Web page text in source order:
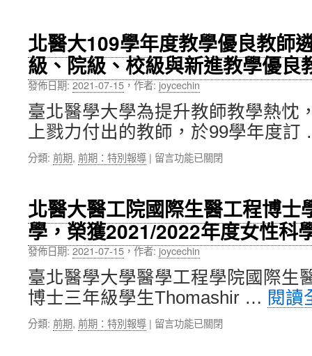
班
彭
徐
鈞
老
師，
榮
獲
國
出
發
明
家
發
明
鉑
及
大
護
理
學
院
蔡
秀
婷
主
任，
110
年
臺
北
市
國
際
護
師
北醫大109學年度教學優良教師
級、院級、校級與新進教學優良
發佈日期:2021-07-15，作者: joycechin
臺北醫學大學為提升教師教學熱忱
上戮力付出的教師，於99學年度
分類: 前期, 前期：特別報導 | 在
大
109
學
年
度
教
學
優
教
留言功能已關閉
北醫大醫工院國際生醫工程博
學，榮獲2021/2022年度女性科
發佈日期:2021-07-15，作者: joycechin
臺北醫學大學醫學工程學院國際生
博士三年級學生Thomashir … 閱讀
分類: 前期, 前期：特別報導 | 在
留言功能已關閉